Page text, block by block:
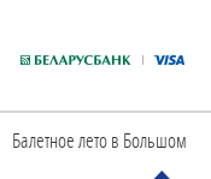
Балетное лето в Большом